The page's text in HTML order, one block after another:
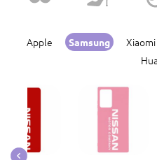
Apple Samsung Xiaomi